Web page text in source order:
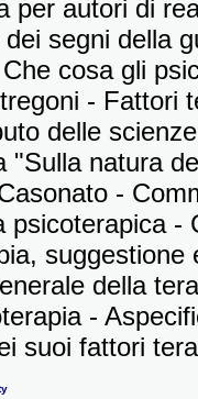
per autori di
segni della
cosa gli
- Fattori
delle
"Sulla natura
-
psicoterapica -
della
-
suoi fattori